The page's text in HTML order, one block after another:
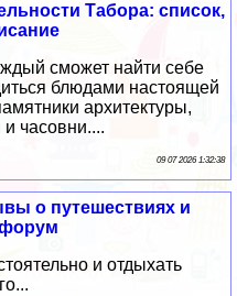
Табора: список,
сможет найти себе
блюдами настоящей
архитектуры,
и часовни....
09 07 2026 1:32:38
о путешествиях и
форум
и отдыхать